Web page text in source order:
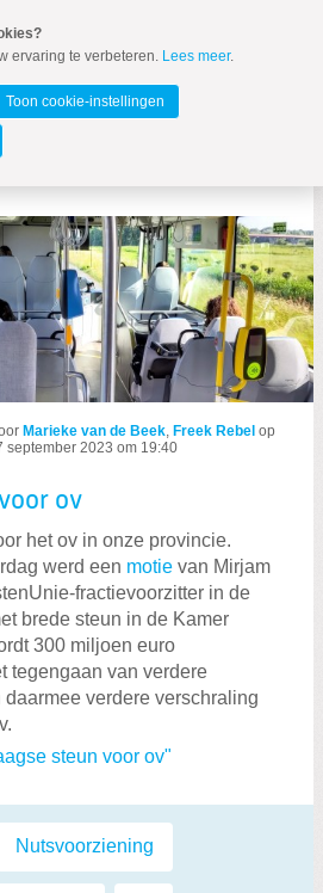
MENU
Zoeken
Marieke van de Beek, Freek Rebel op
september 2023 om 19:40
ov
het ov in onze provincie.
werd een motie van Mirjam
fractievoorzitter in de
brede steun in de Kamer
300 miljoen euro
tegengaan van verdere
verdere verschraling
steun voor ov"
Nutsvoorziening
ervaring te verbeteren. Lees meer.
Toon cookie-instellingen